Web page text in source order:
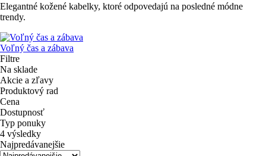
Elegantné kožené kabelky, ktoré odpovedajú na posledné módne
trendy.
Voľný čas a zábava
Filtre
Na sklade
Akcie a zľavy
Produktový rad
Cena
Dostupnosť
Typ ponuky
4 výsledky
Najpredávanejšie